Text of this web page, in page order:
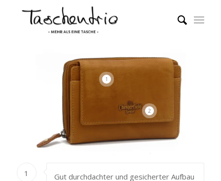
1
2
1 Gut durchdachter und gesicherter Aufbau